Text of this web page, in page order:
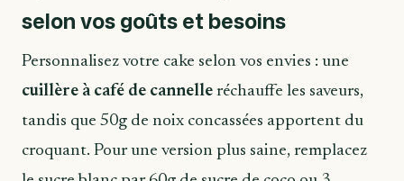
selon vos goûts et besoins
Personnalisez votre cake selon vos envies : une
cuillère à café de cannelle réchauffe les saveurs,
tandis que 50g de noix concassées apportent du
croquant. Pour une version plus saine, remplacez